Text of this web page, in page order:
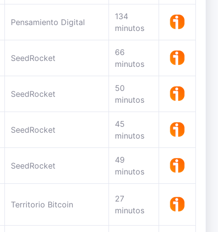
Pensamiento Digital
134
minutos
SeedRocket
66
minutos
SeedRocket
50
minutos
SeedRocket
45
minutos
SeedRocket
49
minutos
Territorio Bitcoin
27
minutos